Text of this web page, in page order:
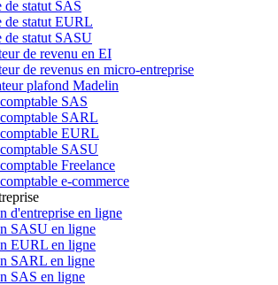
de statut SAS
de statut EURL
de statut SASU
de revenu en EI
de revenus en micro-entreprise
plafond Madelin
SAS
SARL
EURL
SASU
Freelance
e-commerce
d'entreprise en ligne
SASU en ligne
EURL en ligne
SARL en ligne
SAS en ligne